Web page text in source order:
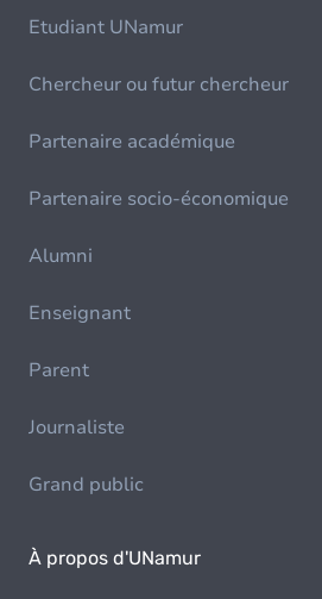
Etudiant UNamur
Chercheur ou futur chercheur
Partenaire académique
Partenaire socio-économique
Alumni
Enseignant
Parent
Journaliste
Grand public
À propos d'UNamur